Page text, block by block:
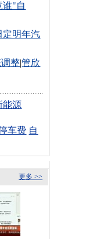
谁"自
定明年汽
整|管欣
能源
车费 自
更多 >>